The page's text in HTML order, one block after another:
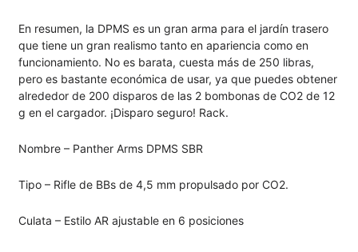
En resumen, la DPMS es un gran arma para el jardín trasero
que tiene un gran realismo tanto en apariencia como en
funcionamiento. No es barata, cuesta más de 250 libras,
pero es bastante económica de usar, ya que puedes obtener
alrededor de 200 disparos de las 2 bombonas de CO2 de 12
g en el cargador. ¡Disparo seguro! Rack.
Nombre – Panther Arms DPMS SBR
Tipo – Rifle de BBs de 4,5 mm propulsado por CO2.
Culata – Estilo AR ajustable en 6 posiciones